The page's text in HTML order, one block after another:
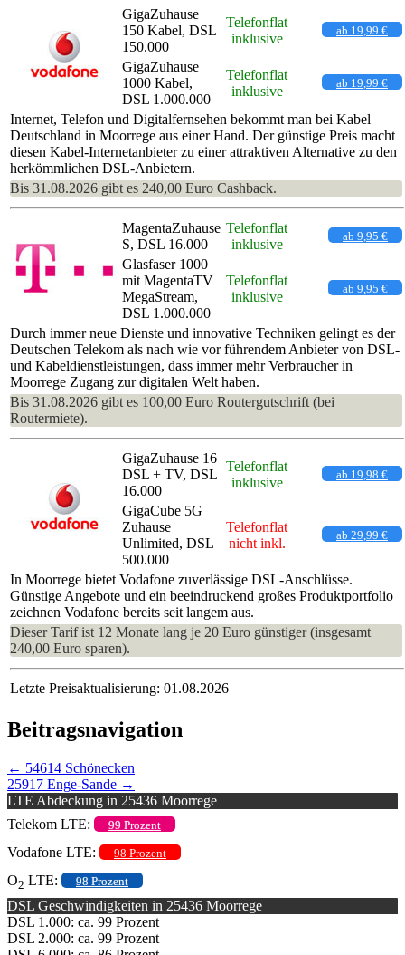
GigaZuhause
150 Kabel, DSL
150.000
Telefonflat
inklusive
ab 19,99 €
GigaZuhause
1000 Kabel,
DSL 1.000.000
Telefonflat
inklusive
ab 19,99 €
Internet, Telefon und Digitalfernsehen bekommt man bei Kabel
Deutschland in Moorrege aus einer Hand. Der günstige Preis macht
diesen Kabel-Internetanbieter zu einer attraktiven Alternative zu den
herkömmlichen DSL-Anbietern.
Bis 31.08.2026 gibt es 240,00 Euro Cashback.
MagentaZuhause
S, DSL 16.000
Telefonflat
inklusive
ab 9,95 €
Glasfaser 1000
mit MagentaTV
MegaStream,
DSL 1.000.000
Telefonflat
inklusive
ab 9,95 €
Durch immer neue Dienste und innovative Techniken gelingt es der
Deutschen Telekom als nach wie vor führendem Anbieter von DSL-
und Kabeldienstleistungen, dass immer mehr Verbraucher in
Moorrege Zugang zur digitalen Welt haben.
Bis 31.08.2026 gibt es 100,00 Euro Routergutschrift (bei
Routermiete).
GigaZuhause 16
DSL + TV, DSL
16.000
Telefonflat
inklusive
ab 19,98 €
GigaCube 5G
Zuhause
Unlimited, DSL
500.000
Telefonflat
nicht inkl.
ab 29,99 €
In Moorrege bietet Vodafone zuverlässige DSL-Anschlüsse.
Günstige Angebote und ein beeindruckend großes Produktportfolio
zeichnen Vodafone bereits seit langem aus.
Dieser Tarif ist 12 Monate lang je 20 Euro günstiger (insgesamt
240,00 Euro sparen).
Letzte Preisaktualisierung: 01.08.2026
Beitragsnavigation
← 54614 Schönecken
25917 Enge-Sande →
LTE Abdeckung in 25436 Moorrege
Telekom LTE:
99 Prozent
Vodafone LTE: 98 Prozent
O2 LTE: 98 Prozent
DSL Geschwindigkeiten in 25436 Moorrege
DSL 1.000: ca. 99 Prozent
DSL 2.000: ca. 99 Prozent